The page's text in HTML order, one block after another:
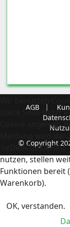
AGB
© Copyright
Diese Seite nutzt
Cookie angelegt.
Meldung wird
nutzen, stellen
Funktionen bereit
Warenkorb).
OK, verstanden.